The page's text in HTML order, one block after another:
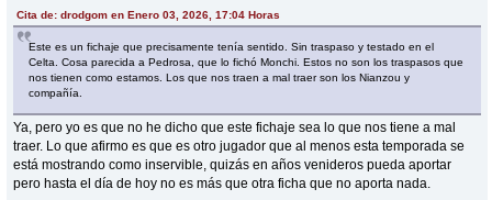
Cita de: drodgom en Enero 03, 2026, 17:04 Horas
Este es un fichaje que precisamente tenía sentido. Sin traspaso y testado en el
Celta. Cosa parecida a Pedrosa, que lo fichó Monchi. Estos no son los traspasos que
nos tienen como estamos. Los que nos traen a mal traer son los Nianzou y
compañía.
Ya, pero yo es que no he dicho que este fichaje sea lo que nos tiene a mal
traer. Lo que afirmo es que es otro jugador que al menos esta temporada se
está mostrando como inservible, quizás en años venideros pueda aportar
pero hasta el día de hoy no es más que otra ficha que no aporta nada.